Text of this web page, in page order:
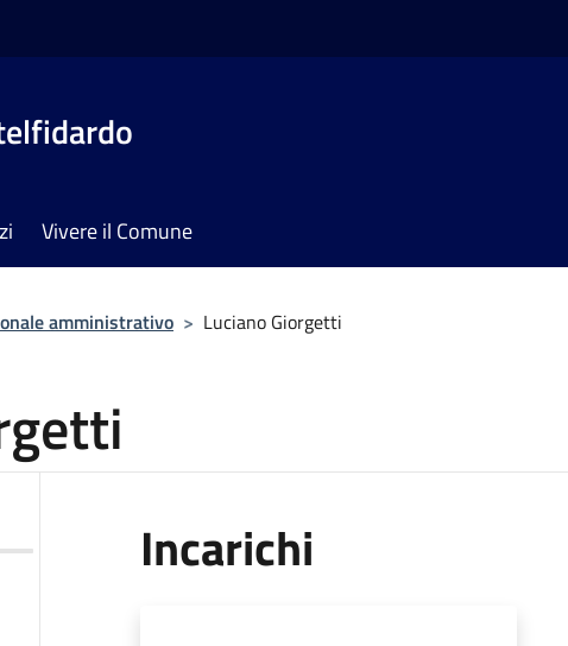
Vivere il Comune
amministrativo > Luciano Giorgetti
Incarichi